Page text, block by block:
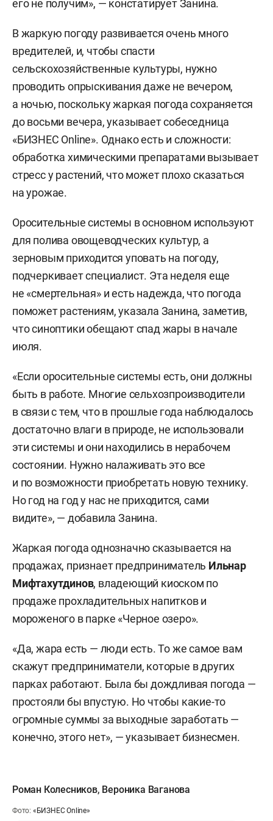
его не получим», — констатирует Занина.
В жаркую погоду развивается очень много
вредителей, и, чтобы спасти
сельскохозяйственные культуры, нужно
проводить опрыскивания даже не вечером,
а ночью, поскольку жаркая погода сохраняется
до восьми вечера, указывает собеседница
«БИЗНЕС Online». Однако есть и сложности:
обработка химическими препаратами вызывает
стресс у растений, что может плохо сказаться
на урожае.
Оросительные системы в основном используют
для полива овощеводческих культур, а
зерновым приходится уповать на погоду,
подчеркивает специалист. Эта неделя еще
не «смертельная» и есть надежда, что погода
поможет растениям, указала Занина, заметив,
что синоптики обещают спад жары в начале
июля.
«Если оросительные системы есть, они должны
быть в работе. Многие сельхозпроизводители
в связи с тем, что в прошлые года наблюдалось
достаточно влаги в природе, не использовали
эти системы и они находились в нерабочем
состоянии. Нужно налаживать это все
и по возможности приобретать новую технику.
Но год на год у нас не приходится, сами
видите», — добавила Занина.
Жаркая погода однозначно сказывается на
продажах, признает предприниматель Ильнар
Мифтахутдинов, владеющий киоском по
продаже прохладительных напитков и
мороженого в парке «Черное озеро».
«Да, жара есть — люди есть. То же самое вам
скажут предприниматели, которые в других
парках работают. Была бы дождливая погода —
простояли бы впустую. Но чтобы какие-то
огромные суммы за выходные заработать —
конечно, этого нет», — указывает бизнесмен.
Роман Колесников, Вероника Ваганова
Фото: «БИЗНЕС Online»